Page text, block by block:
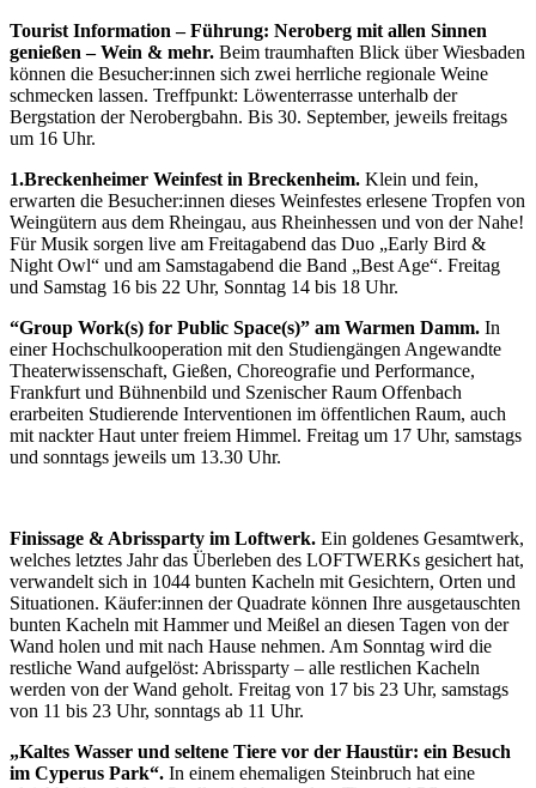
Tourist Information – Führung: Neroberg mit allen Sinnen
genießen – Wein & mehr. Beim traumhaften Blick über Wiesbaden
können die Besucher:innen sich zwei herrliche regionale Weine
schmecken lassen. Treffpunkt: Löwenterrasse unterhalb der
Bergstation der Nerobergbahn. Bis 30. September, jeweils freitags
um 16 Uhr.
1.Breckenheimer Weinfest in Breckenheim. Klein und fein,
erwarten die Besucher:innen dieses Weinfestes erlesene Tropfen von
Weingütern aus dem Rheingau, aus Rheinhessen und von der Nahe!
Für Musik sorgen live am Freitagabend das Duo „Early Bird &
Night Owl“ und am Samstagabend die Band „Best Age“. Freitag
und Samstag 16 bis 22 Uhr, Sonntag 14 bis 18 Uhr.
“Group Work(s) for Public Space(s)” am Warmen Damm. In
einer Hochschulkooperation mit den Studiengängen Angewandte
Theaterwissenschaft, Gießen, Choreografie und Performance,
Frankfurt und Bühnenbild und Szenischer Raum Offenbach
erarbeiten Studierende Interventionen im öffentlichen Raum, auch
mit nackter Haut unter freiem Himmel. Freitag um 17 Uhr, samstags
und sonntags jeweils um 13.30 Uhr.
Finissage & Abrissparty im Loftwerk. Ein goldenes Gesamtwerk,
welches letztes Jahr das Überleben des LOFTWERKs gesichert hat,
verwandelt sich in 1044 bunten Kacheln mit Gesichtern, Orten und
Situationen. Käufer:innen der Quadrate können Ihre ausgetauschten
bunten Kacheln mit Hammer und Meißel an diesen Tagen von der
Wand holen und mit nach Hause nehmen. Am Sonntag wird die
restliche Wand aufgelöst: Abrissparty – alle restlichen Kacheln
werden von der Wand geholt. Freitag von 17 bis 23 Uhr, samstags
von 11 bis 23 Uhr, sonntags ab 11 Uhr.
„Kaltes Wasser und seltene Tiere vor der Haustür: ein Besuch
im Cyperus Park“. In einem ehemaligen Steinbruch hat eine